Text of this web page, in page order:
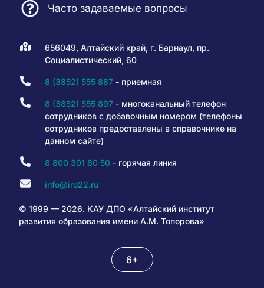
Часто задаваемые вопросы
656049, Алтайский край, г. Барнаул, пр.
Социалистический, 60
8 (3852) 555 887- приемная
8 (3852) 555 897- многоканальный телефон
сотрудников с добавочным номером (телефоны
сотрудников предоставлены в справочнике на
данном сайте)
8 800 301 80 50- горячая линия
info@iro22.ru
© 1999 — 2026. КАУ ДПО «Алтайский институт
развития образования имени А.М. Топорова»
6+